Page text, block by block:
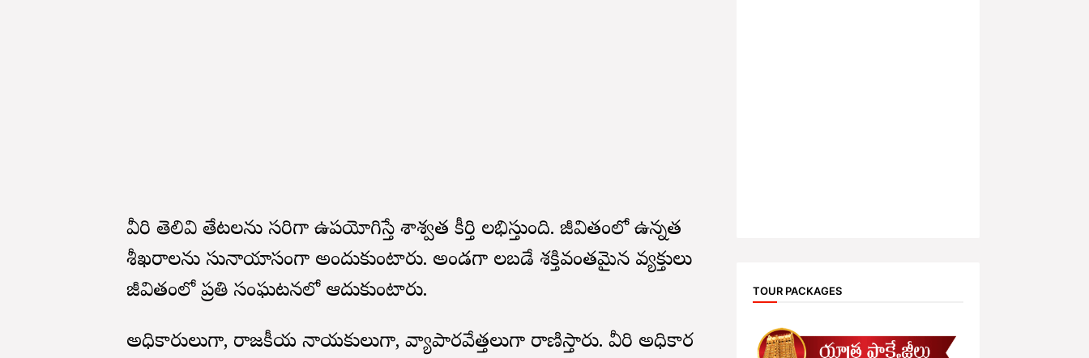
వీరి తెలివి తేటలను సరిగా ఉపయోగిస్తే శాశ్వత కీర్తి లభిస్తుంది. జీవితంలో ఉన్నత
శీఖరాలను సునాయాసంగా అందుకుంటారు. అండగా నిలబడే శక్తివంతమైన వ్యక్తులు
జీవితంలో ప్రతి సంఘటనలో ఆదుకుంటారు.
అధికారులుగా, రాజకీయ నాయకులుగా, వ్యాపారవేత్తలుగా రాణిస్తారు. వీరి అధికార
TOUR PACKAGES